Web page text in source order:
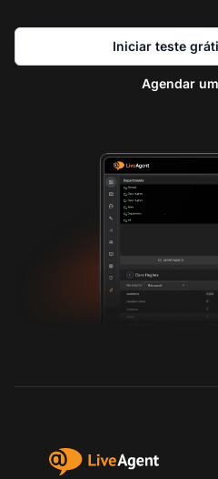
Iniciar teste
Agendar